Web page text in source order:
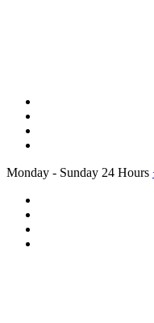
Monday - Sunday 24 Hours